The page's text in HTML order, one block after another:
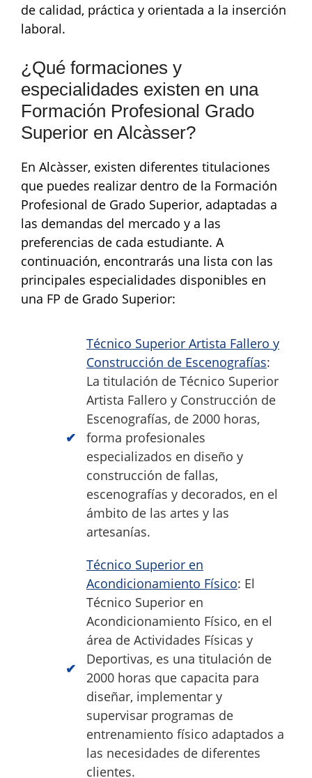
de calidad, práctica y orientada a la inserción
laboral.
¿Qué formaciones y
especialidades existen en una
Formación Profesional Grado
Superior en Alcàsser?
En Alcàsser, existen diferentes titulaciones
que puedes realizar dentro de la Formación
Profesional de Grado Superior, adaptadas a
las demandas del mercado y a las
preferencias de cada estudiante. A
continuación, encontrarás una lista con las
principales especialidades disponibles en
una FP de Grado Superior:
Técnico Superior Artista Fallero y
Construcción de Escenografías:
La titulación de Técnico Superior
Artista Fallero y Construcción de
Escenografías, de 2000 horas,
forma profesionales
especializados en diseño y
construcción de fallas,
escenografías y decorados, en el
ámbito de las artes y las
artesanías.
Técnico Superior en
Acondicionamiento Físico: El
Técnico Superior en
Acondicionamiento Físico, en el
área de Actividades Físicas y
Deportivas, es una titulación de
2000 horas que capacita para
diseñar, implementar y
supervisar programas de
entrenamiento físico adaptados a
las necesidades de diferentes
clientes.